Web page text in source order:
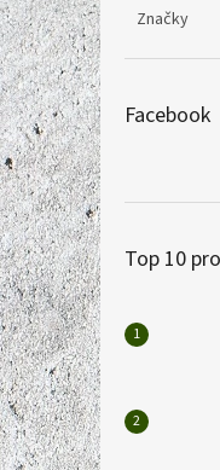
Značky
Facebook
Top 10